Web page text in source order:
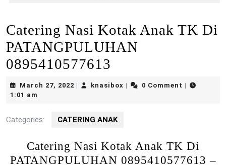
Catering Nasi Kotak Anak TK Di
PATANGPULUHAN
0895410577613
March 27, 2022 Marchknasibox knasibox0 Comment
1:01 am
Categories: CATERING ANAK
Catering Nasi Kotak Anak TK Di
PATANGPULUHAN 0895410577613 –